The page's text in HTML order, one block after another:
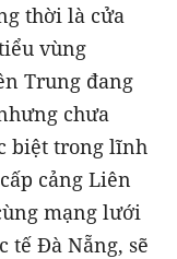
thời là cửa
vùng
Trung đang
chưa
biệt trong lĩnh
cảng Liên
mạng lưới
tế Đà Nẵng, sẽ